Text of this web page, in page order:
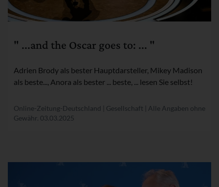
" ...and the Oscar goes to: ... "
Adrien Brody als bester Hauptdarsteller, Mikey Madison
als beste..., Anora als bester ... beste, ... lesen Sie selbst!
Online-Zeitung-Deutschland | Gesellschaft | Alle Angaben ohne
Gewähr. 03.03.2025